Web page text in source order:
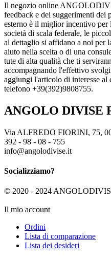
Il negozio online
feedback e dei suggerimenti dei
esterno è il miglior incentivo per
società di scala federale, le
al dettaglio si affidano a noi per
aiuto nella scelta o di una
tute di alta qualità che ti
accompagnando l'effettivo
aggiungi l'articolo di interesse
telefono +39(392)9808755.
ANGOLO DIVISE
Via ALFREDO FIORINI, 75,
392 - 98 - 08 - 755
info@angolodivise.it
Socializziamo?
© 2020 - 2024
Il mio account
Ordini
Lista di comparazione
Lista dei desideri